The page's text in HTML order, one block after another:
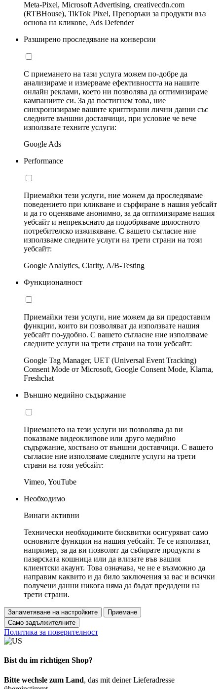
Meta-Pixel, Microsoft Advertising, creativecdn.com
(RTBHouse), TikTok Pixel, Препоръки за продукти въз
основа на кликове, Ads Defender
Разширено проследяване на конверсии
С приемането на тази услуга можем по-добре да
анализираме и измерваме ефективността на нашите
онлайн реклами, което ни позволява да оптимизираме
кампаниите си. За да постигнем това, ние
синхронизираме вашите криптирани лични данни със
следните външни доставчици, при условие че вече
използвате техните услуги:
Google Ads
Performance
Приемайки тези услуги, ние можем да проследяваме
поведението при кликване и сърфиране в нашия уебсайт
и да го оценяваме анонимно, за да оптимизираме нашия
уебсайт и непрекъснато да подобряваме цялостното
потребителско изживяване. С вашето съгласие ние
използваме следните услуги на трети страни на този
уебсайт:
Google Analytics, Clarity, A/B-Testing
Функционалност
Приемайки тези услуги, ние можем да ви предоставим
функции, които ви позволяват да използвате нашия
уебсайт по-удобно. С вашето съгласие ние използваме
следните услуги на трети страни на този уебсайт:
Google Tag Manager, UET (Universal Event Tracking)
Consent Mode от Microsoft, Google Consent Mode, Klarna,
Freshchat
Външно медийно съдържание
Приемането на тези услуги ни позволява да ви
показваме видеоклипове или друго медийно
съдържание, хоствано от външни доставчици. С вашето
съгласие ние използваме следните услуги на трети
страни на този уебсайт:
Vimeo, YouTube
Необходимо
Винаги активни
Технически необходимите бисквитки осигуряват само
основните функции на нашия уебсайт. Те се използват,
например, за да ви позволят да събирате продукти в
пазарската кошница или да влизате във вашия
клиентски акаунт. Това означава, че не е възможно да
направим каквито и да било заключения за вас и всички
получени данни никога няма да бъдат предадени на
трети страни.
Запаметяване на настройките
Приемане
Само задължителните
Политика за поверителност
Bist du im richtigen Shop?
Bitte wechsle zum Land, das mit deiner Lieferadresse